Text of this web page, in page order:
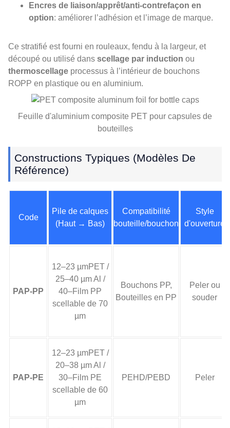
Encres de liaison/apprêt/anti-contrefaçon en
option: améliorer l’adhésion et l’image de marque.
Ce stratifié est fourni en rouleaux, fendu à la largeur, et
découpé ou utilisé dans scellage par induction ou
thermoscellage processus à l’intérieur de bouchons
ROPP en plastique ou en aluminium.
Feuille d'aluminium composite PET pour capsules de
bouteilles
Constructions Typiques (Modèles De
Référence)
Code
Pile de calques
(Haut → Bas)
Compatibilité
bouteille/bouchon
Style
d'ouverture
PAP-PP
12–23 µmPET /
25–40 µm Al /
40–Film PP
scellable de 70
µm
Bouchons PP,
Bouteilles en PP
Peler ou
souder
PAP-PE
12–23 µmPET /
20–38 µm Al /
30–Film PE
scellable de 60
µm
PEHD/PEBD Peler